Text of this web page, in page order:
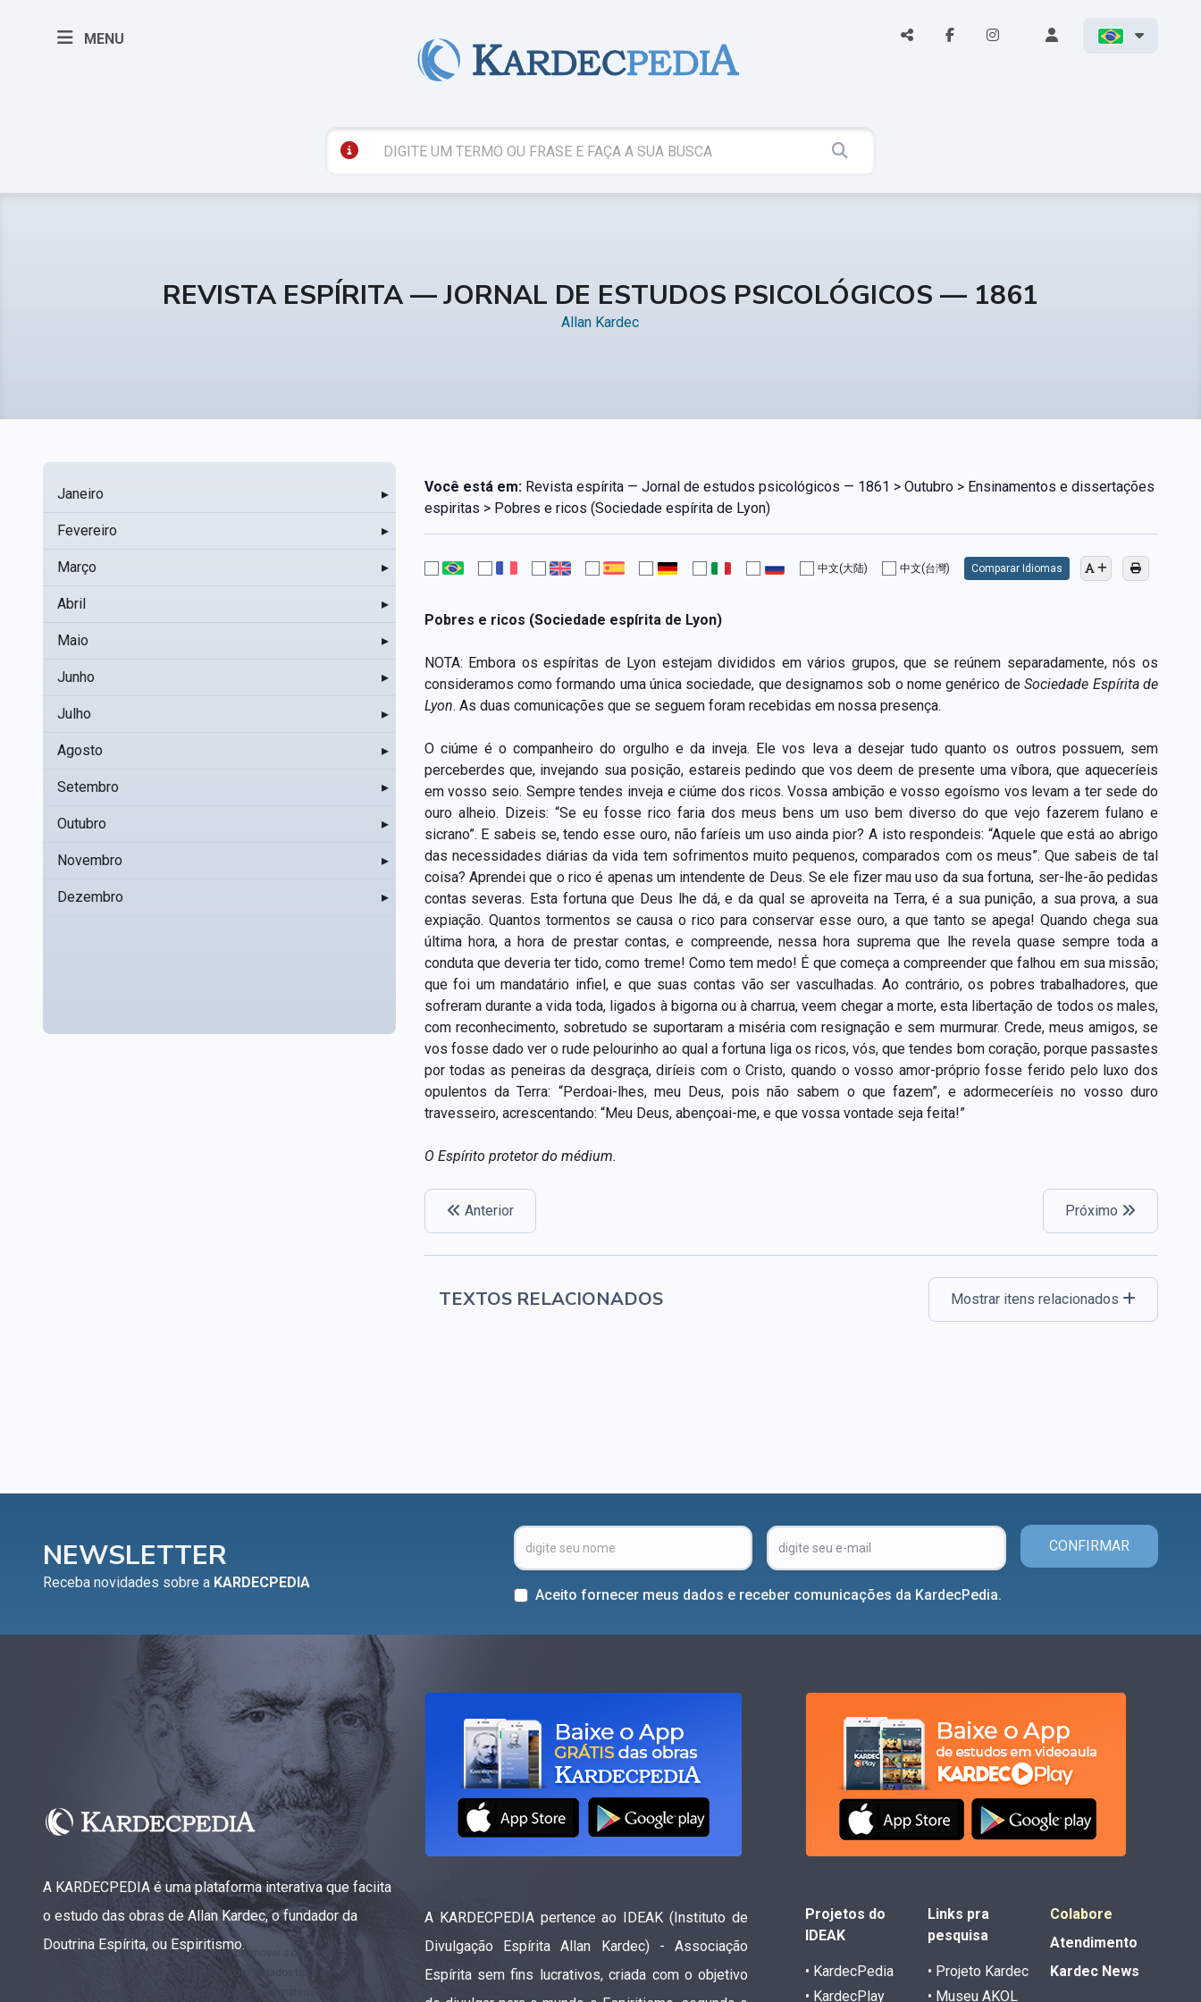
MENU
REVISTA ESPÍRITA — JORNAL DE ESTUDOS PSICOLÓGICOS — 1861
Allan Kardec
Janeiro ▸
Fevereiro ▸
Março ▸
Abril ▸
Maio ▸
Junho ▸
Julho ▸
Agosto ▸
Setembro ▸
Outubro ▸
Novembro ▸
Dezembro ▸
Você está em:Revista espírita — Jornal de estudos psicológicos — 1861 > Outubro > Ensinamentos e dissertações
espiritas > Pobres e ricos (Sociedade espírita de Lyon)
中文(大陆) 中文(台灣) Comparar Idiomas
Pobres e ricos (Sociedade espírita de Lyon)
NOTA: Embora os espíritas de Lyon estejam divididos em vários grupos, que se reúnem separadamente, nós os
consideramos como formando uma única sociedade, que designamos sob o nome genérico deSociedade Espírita de
Lyon. As duas comunicações que se seguem foram recebidas em nossa presença.
O ciúme é o companheiro do orgulho e da inveja. Ele vos leva a desejar tudo quanto os outros possuem, sem
perceberdes que, invejando sua posição, estareis pedindo que vos deem de presente uma víbora, que aqueceríeis
em vosso seio. Sempre tendes inveja e ciúme dos ricos. Vossa ambição e vosso egoísmo vos levam a ter sede do
ouro alheio. Dizeis: “Se eu fosse rico faria dos meus bens um uso bem diverso do que vejo fazerem fulano e
sicrano”. E sabeis se, tendo esse ouro, não faríeis um uso ainda pior? A isto respondeis: “Aquele que está ao abrigo
das necessidades diárias da vida tem sofrimentos muito pequenos, comparados com os meus”. Que sabeis de tal
coisa? Aprendei que o rico é apenas um intendente de Deus. Se ele fizer mau uso da sua fortuna, ser-lhe-ão pedidas
contas severas. Esta fortuna que Deus lhe dá, e da qual se aproveita na Terra, é a sua punição, a sua prova, a sua
expiação. Quantos tormentos se causa o rico para conservar esse ouro, a que tanto se apega! Quando chega sua
última hora, a hora de prestar contas, e compreende, nessa hora suprema que lhe revela quase sempre toda a
conduta que deveria ter tido, como treme! Como tem medo! É que começa a compreender que falhou em sua missão;
que foi um mandatário infiel, e que suas contas vão ser vasculhadas. Ao contrário, os pobres trabalhadores, que
sofreram durante a vida toda, ligados à bigorna ou à charrua, veem chegar a morte, esta libertação de todos os males,
com reconhecimento, sobretudo se suportaram a miséria com resignação e sem murmurar. Crede, meus amigos, se
vos fosse dado ver o rude pelourinho ao qual a fortuna liga os ricos, vós, que tendes bom coração, porque passastes
por todas as peneiras da desgraça, diríeis com o Cristo, quando o vosso amor-próprio fosse ferido pelo luxo dos
opulentos da Terra: “Perdoai-lhes, meu Deus, pois não sabem o que fazem”, e adormeceríeis no vosso duro
travesseiro, acrescentando: “Meu Deus, abençoai-me, e que vossa vontade seja feita!”
O Espírito protetor do médium.
Anterior Próximo
TEXTOS RELACIONADOS Mostrar itens relacionados
NEWSLETTER
Receba novidades sobre a KARDECPEDIA
CONFIRMAR
Aceito fornecer meus dados e receber comunicações da KardecPedia.
A KARDECPEDIA é uma plataforma interativa que faciita
o estudo das obras de Allan Kardec, o fundador da
Doutrina Espírita, ou Espiritismo.
A KARDECPEDIA pertence ao IDEAK (Instituto de
Divulgação Espírita Allan Kardec) - Associação
Espírita sem fins lucrativos, criada com o objetivo
Projetos do
IDEAK
• KardecPedia
• KardecPlay
Links pra
pesquisa
• Projeto Kardec
• Museu AKOL
Colabore
Atendimento
Kardec News